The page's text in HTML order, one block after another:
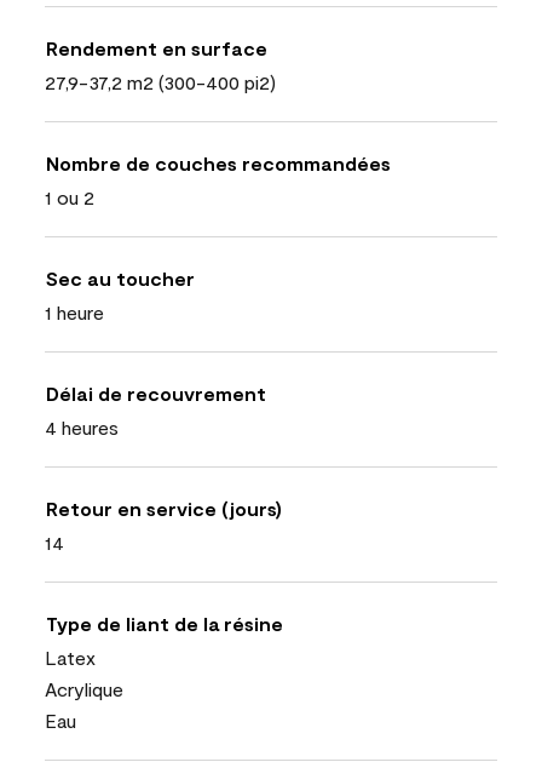
Rendement en surface
27,9-37,2 m2 (300-400 pi2)
Nombre de couches recommandées
1 ou 2
Sec au toucher
1 heure
Délai de recouvrement
4 heures
Retour en service (jours)
14
Type de liant de la résine
Latex
Acrylique
Eau